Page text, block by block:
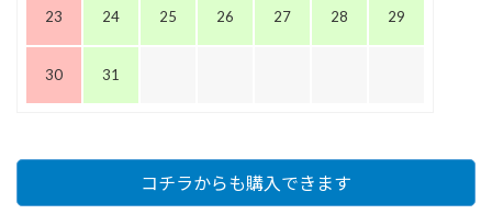
23 24 25 26 27 28 29
30 31
コチラからも購入できます